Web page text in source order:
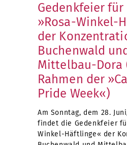
Gedenkfeier für
»Rosa-Winkel-
der
Buchenwald
Mittelbau-Dora
Rahmen der
Pride Week«)
Am Sonntag, dem 28.
findet die Gedenkfeier
Winkel-Häftlinge« der